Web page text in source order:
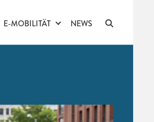
E-MOBILITÄT NEWS